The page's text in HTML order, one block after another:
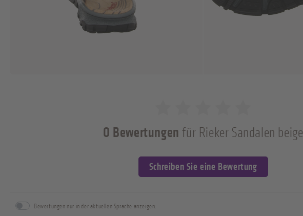
0 Bewertungen für Rieker Sandalen beige
Schreiben Sie eine Bewertung
Bewertungen nur in der aktuellen Sprache anzeigen.